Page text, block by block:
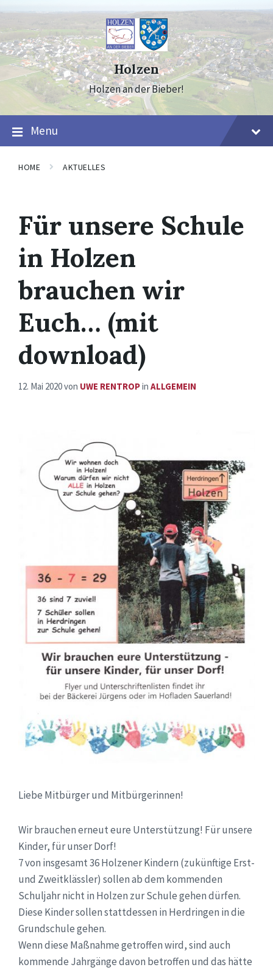
to
content
to
navigation
to
footer
Holzen
Holzen an der Bieber!
Menu
HOME AKTUELLES
Für unsere Schule
in Holzen
brauchen wir
Euch… (mit
download)
12. Mai 2020von UWE RENTROPin ALLGEMEIN
Liebe Mitbürger und Mitbürgerinnen!
Wir brauchen erneut eure Unterstützung! Für unsere
Kinder, für unser Dorf!
7 von insgesamt 36 Holzener Kindern (zukünftige Erst-
und Zweitklässler) sollen ab dem kommenden
Schuljahr nicht in Holzen zur Schule gehen dürfen.
Diese Kinder sollen stattdessen in Herdringen in die
Grundschule gehen.
Wenn diese Maßnahme getroffen wird, sind auch
kommende Jahrgänge davon betroffen und das hätte